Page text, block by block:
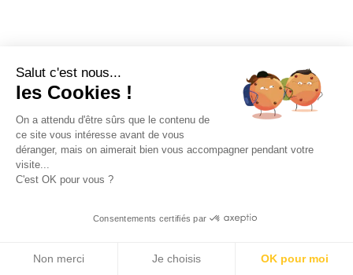
Salut c'est nous...
les Cookies !
On a attendu d'être sûrs que le contenu de
ce site vous intéresse avant de vous
déranger, mais on aimerait bien vous accompagner pendant votre
visite...
C'est OK pour vous ?
Consentements certifiés par
Non merci Je choisis OK pour moi